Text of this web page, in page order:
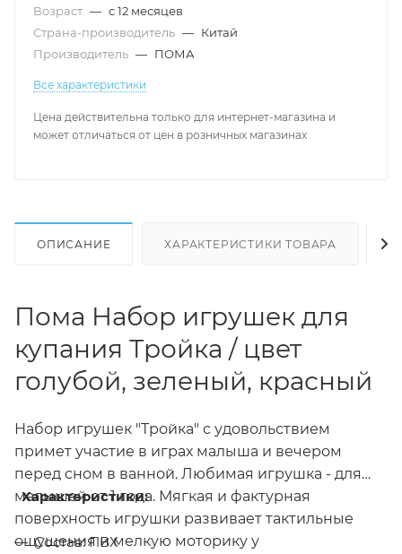
Возраст — с 12 месяцев
Страна-производитель — Китай
Производитель — ПОМА
Все характеристики
Цена действительна только для интернет-магазина и
может отличаться от цен в розничных магазинах
ОПИСАНИЕ ХАРАКТЕРИСТИКИ ТОВАРА
Пома Набор игрушек для
купания Тройка / цвет
голубой, зеленый, красный
Набор игрушек "Тройка" с удовольствием
примет участие в играх малыша и вечером
перед сном в ванной. Любимая игрушка - для
малышей от 1 года. Мягкая и фактурная
поверхность игрушки развивает тактильные
ощущения и мелкую моторику у
Характеристики:
Состав: ПВХ